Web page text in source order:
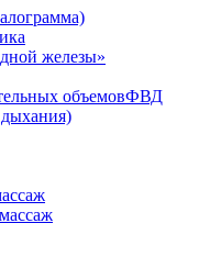
железы»
объемовФВД